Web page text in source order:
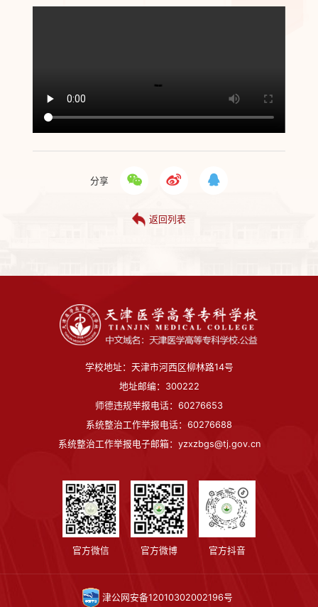
分享
返回列表
学校地址：天津市河西区柳林路14号
地址邮编：300222
师德违规举报电话：60276653
系统整治工作举报电话：60276688
系统整治工作举报电子邮箱：yzxzbgs@tj.gov.cn
官方微信 官方微博 官方抖音
津公网安备12010302002196号